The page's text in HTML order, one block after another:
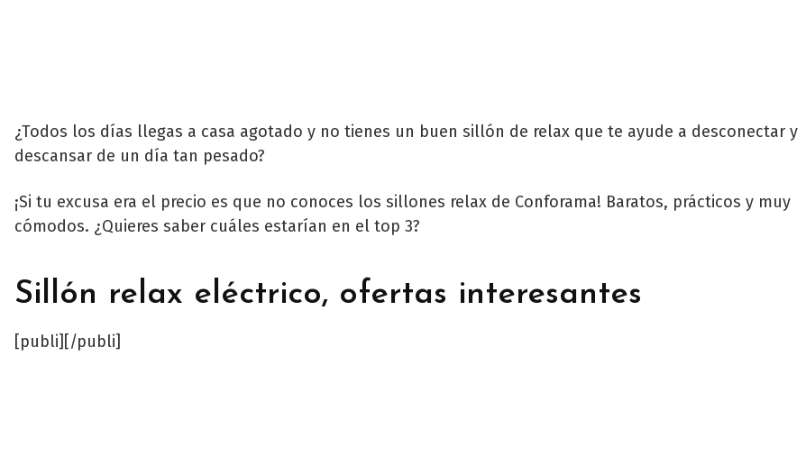
¿Todos los días llegas a casa agotado y no tienes un buen sillón de relax que te ayude a desconectar y
descansar de un día tan pesado?
¡Si tu excusa era el precio es que no conoces los sillones relax de Conforama! Baratos, prácticos y muy
cómodos. ¿Quieres saber cuáles estarían en el top 3?
Sillón relax eléctrico, ofertas interesantes
[publi][/publi]